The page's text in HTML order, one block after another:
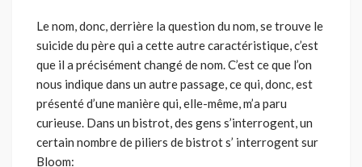
Le nom, donc, derrière la question du nom, se trouve le
suicide du père qui a cette autre caractéristique, c’est
que il a précisément changé de nom. C’est ce que l’on
nous indique dans un autre passage, ce qui, donc, est
présenté d’une manière qui, elle-même, m’a paru
curieuse. Dans un bistrot, des gens s’interrogent, un
certain nombre de piliers de bistrot s’ interrogent sur
Bloom: